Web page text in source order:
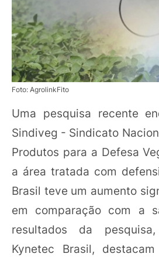
Foto: AgrolinkFito
Uma pesquisa recente
Sindiveg - Sindicato
Produtos para a Defesa
a área tratada com
Brasil teve um aumento
em comparação com a
resultados da
Kynetec Brasil,